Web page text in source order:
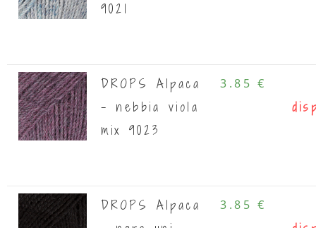
9021
DROPS Alpaca
- nebbia viola
mix 9023
3.85 €
DROPS Alpaca
3.85 €